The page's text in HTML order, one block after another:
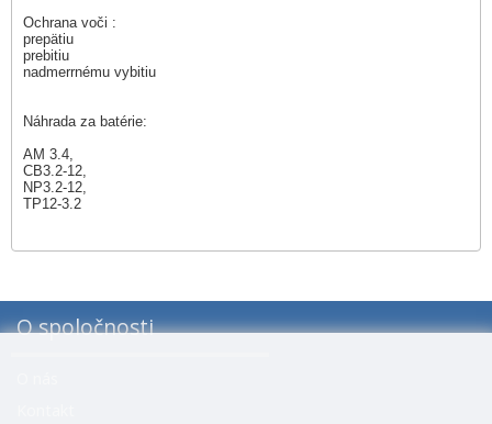
Ochrana voči :
prepätiu
prebitiu
nadmerrnému vybitiu
Náhrada za batérie:
AM 3.4,
CB3.2-12,
NP3.2-12,
TP12-3.2
O spoločnosti